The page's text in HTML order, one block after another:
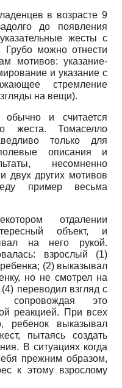
в возрасте 9
до появления
жесты с
Грубо можно отнести
мотивов: указание-
и указание с
стремление
на вещи).
обычно и считается
жеста. Томаселло
только для
описания и
несомненно
двух других мотивов
пример весьма
отдалении
объект, и
на него рукой.
взрослый (1)
(2) выказывал
но не смотрел на
переводил взгляд с
это
реакцией. При всех
ребенок выказывал
пытаясь создать
В ситуациях когда
прежним образом,
к этому взрослому